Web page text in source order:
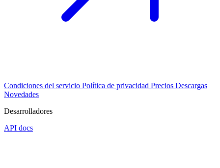
Condiciones del servicio Política de privacidad Precios Descargas
Novedades
Desarrolladores
API docs